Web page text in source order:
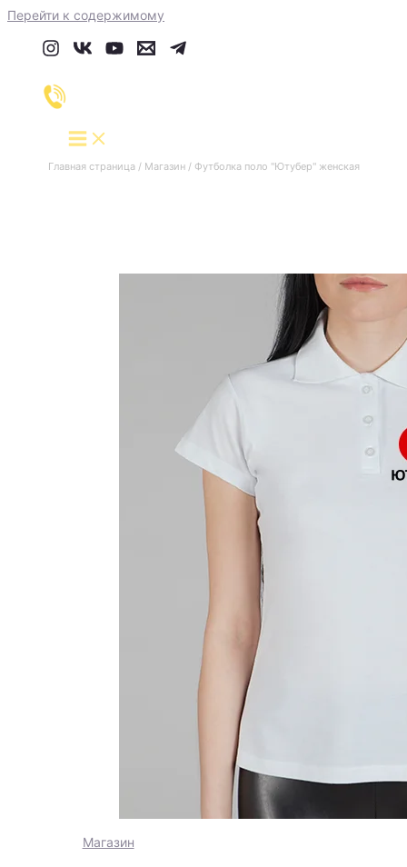
Перейти к содержимому
Главная страница/ Магазин/ Футболка поло "Ютубер" женская
Магазин